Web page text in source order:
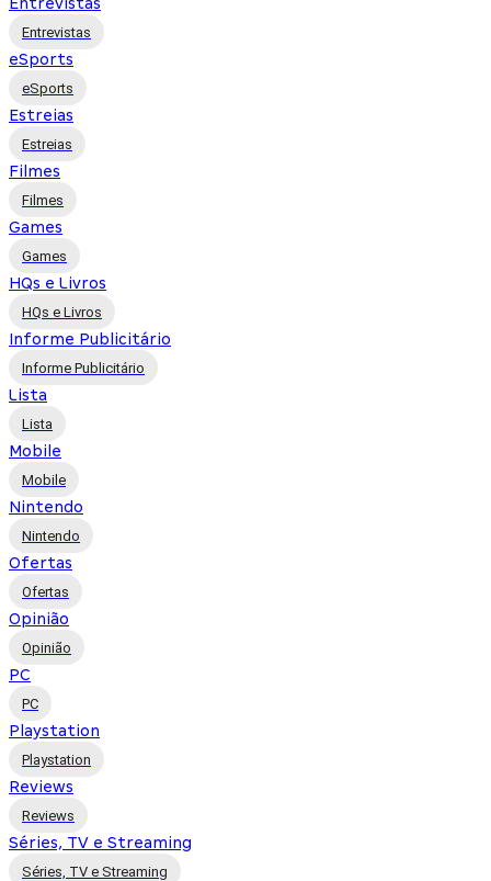
Entrevistas
eSports
eSports
Estreias
Estreias
Filmes
Filmes
Games
Games
HQs e Livros
HQs e Livros
Informe Publicitário
Informe Publicitário
Lista
Lista
Mobile
Mobile
Nintendo
Nintendo
Ofertas
Ofertas
Opinião
Opinião
PC
PC
Playstation
Playstation
Reviews
Reviews
Séries, TV e Streaming
Séries, TV e Streaming